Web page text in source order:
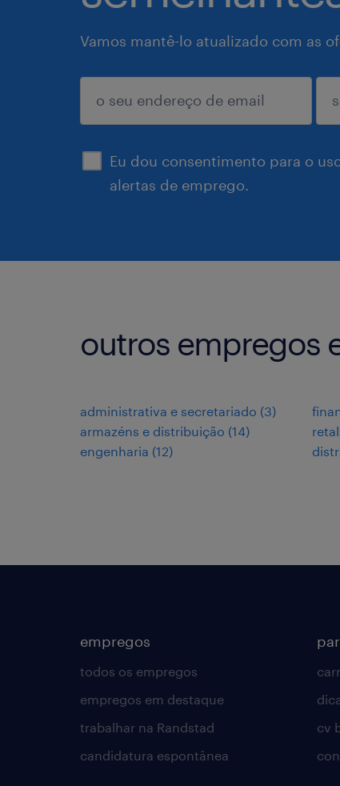
Vamos mantê-lo atualizado com as
Eu dou consentimento para o
alertas de emprego.
enviar
outros empregos
administrativa e secretariado (3)
armazéns e distribuição (14)
engenharia (12)
empregos
todos os empregos
empregos em destaque
trabalhar na Randstad
candidatura espontânea
cv